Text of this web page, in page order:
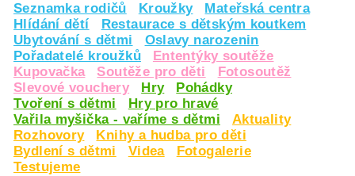
Seznamka rodičů Kroužky
Mateřská centra
Hlídání dětí
Restaurace s dětským koutkem
Ubytování s dětmi
Oslavy narozenin
Pořadatelé kroužků
Ententýky soutěže
Kupovačka
Soutěže pro děti
Fotosoutěž
Slevové vouchery
Hry
Pohádky
Tvoření s dětmi
Hry pro hravé
Vařila myšička - vaříme s dětmi
Aktuality
Rozhovory
Knihy a hudba pro děti
Bydlení s dětmi
Videa
Fotogalerie
Testujeme